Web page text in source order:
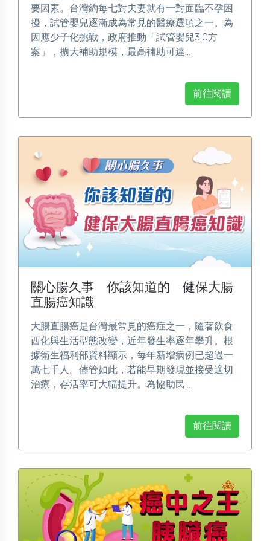
要因素。台灣約每七對夫妻就有一對面臨不孕困
擾，試管嬰兒逐漸成為常見的醫療選項之一。為
因應少子化挑戰，政府推動「試管嬰兒3.0方
案」，擴大補助規模，最高補助可達...
前往閱讀
關心腸久事 你該知道的 健保大腸
直腸癌知識
大腸直腸癌是台灣最常見的癌症之一，隨著飲食
西化與生活型態改變，近年發生率逐年攀升。根
據衛生福利部資料顯示，每年新增病例已超過一
萬七千人。儘管如此，若能早期發現並接受適切
治療，存活率可大幅提升。為協助民...
前往閱讀